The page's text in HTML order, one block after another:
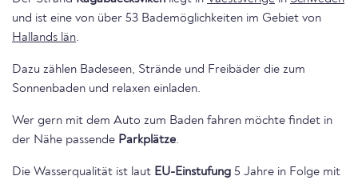
und ist eine von über 53 Bademöglichkeiten im Gebiet von
Hallands län.
Dazu zählen Badeseen, Strände und Freibäder die zum
Sonnenbaden und relaxen einladen.
Wer gern mit dem Auto zum Baden fahren möchte findet in
der Nähe passende Parkplätze.
Die Wasserqualität ist laut EU-Einstufung 5 Jahre in Folge mit